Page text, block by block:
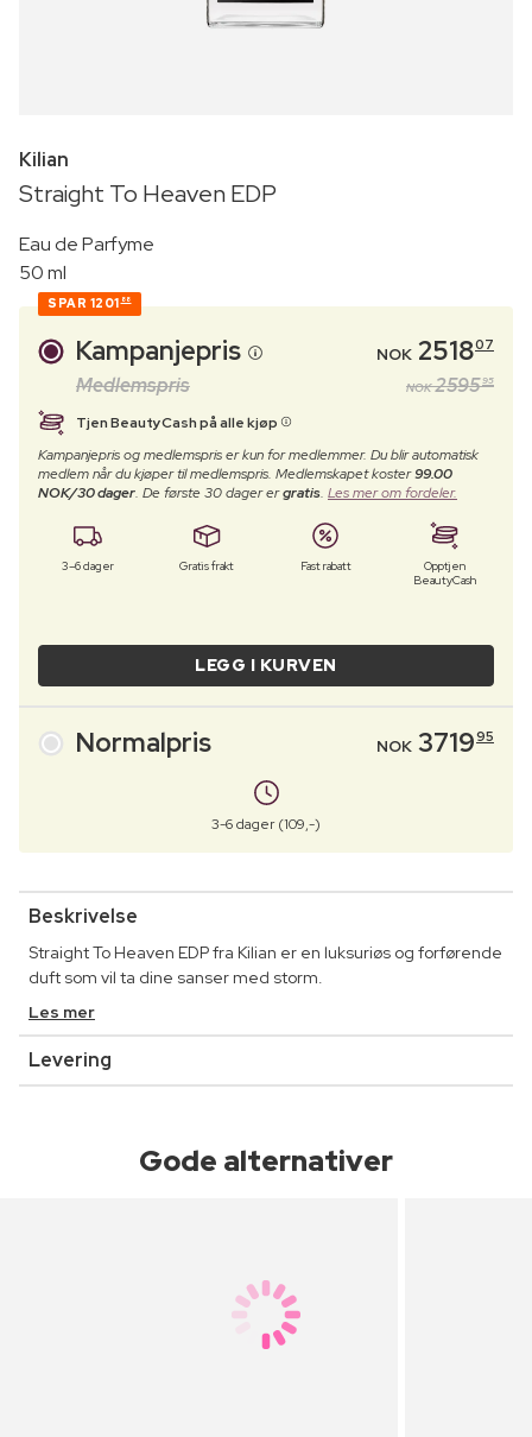
Kilian
Straight To Heaven EDP
Eau de Parfyme
50 ml
SPAR 1201 88
Kampanjepris NOK 251807
Medlemspris NOK 259595
Tjen BeautyCash på alle kjøp
Kampanjepris og medlemspris er kun for medlemmer. Du blir automatisk
medlem når du kjøper til medlemspris. Medlemskapet koster99.00
NOK/30 dager. De første 30 dager ergratis. Les mer om fordeler.
3–6 dager Gratis frakt Fast rabatt
Opptjen
BeautyCash
LEGG I KURVEN
Normalpris NOK 371995
3-6 dager (109,-)
Beskrivelse
Straight To Heaven EDP fra Kilian er en luksuriøs og forførende
duft som vil ta dine sanser med storm.
Les mer
Levering
Gode alternativer